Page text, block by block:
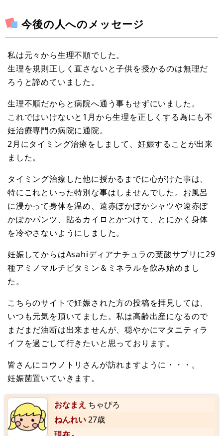
今後の人へのメッセージ
私は元々から生理不順でした。
生理を規則正しく直さないと子供を授かるのは無理だ
ろうと諦めていました。
生理不順だからと病院へ通う事もせずにいました。
これではいけないと1月から生理を正しくする為にも不
妊治療専門の病院に通院。
2月にタイミング治療をしまして、妊娠することが出来
ました。
タイミング治療した他に授かるまでに心がけた事は、
特にこれといった特別な事はしませんでした。お風呂
に浸かって身体を温め、遠赤ぽかぽかシャツや遠赤ぽ
かぽかパンツ、貼るカイロとかつけて、とにかく身体
を冷やさないようにしました。
妊娠してからはAsahiディアナチュラの葉酸サプリに29
種アミノマルチビタミン＆ミネラルを飲み始めまし
た。
こちらのサイトで妊娠された方の投稿を拝見しては、
いつも元気を頂いてました。私は高齢出産になるので
まだまだ油断は出来ませんが、穏やかにマタニティラ
イフを過ごして行きたいと思っております。
皆さんにコウノトリさんが訪れますように・・・。
妊娠菌置いていきます。
おなまえ ちゃぴろ
ねんれい27歳